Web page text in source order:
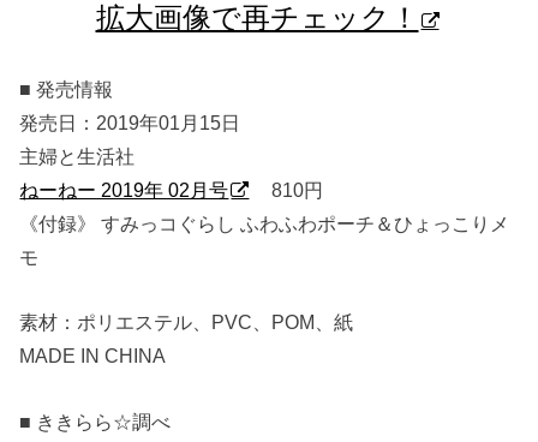
拡大画像で再チェック！
■ 発売情報
発売日：2019年01月15日
主婦と生活社
ねーねー 2019年 02月号
810円
《付録》 すみっコぐらし ふわふわポーチ＆ひょっこりメ
モ
素材：ポリエステル、PVC、POM、紙
MADE IN CHINA
■ ききらら☆調べ